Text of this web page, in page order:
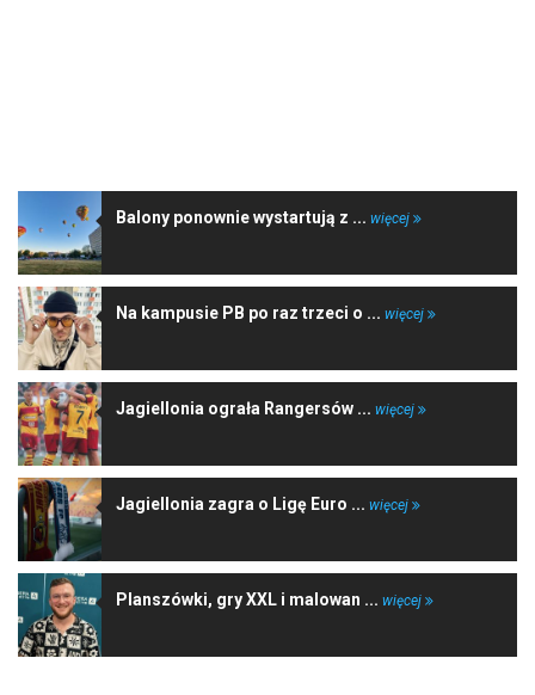
Balony ponownie wystartują z ... więcej
Na kampusie PB po raz trzeci o ... więcej
Jagiellonia ograła Rangersów ... więcej
Jagiellonia zagra o Ligę Euro ... więcej
Planszówki, gry XXL i malowan ... więcej